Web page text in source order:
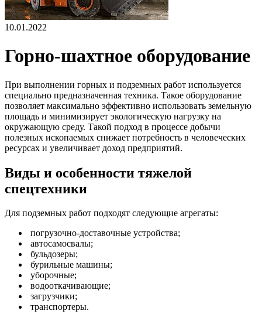
10.01.2022
Горно-шахтное оборудование
При выполнении горных и подземных работ используется
специально предназначенная техника. Такое оборудование
позволяет максимально эффективно использовать земельную
площадь и минимизирует экологическую нагрузку на
окружающую среду. Такой подход в процессе добычи
полезных ископаемых снижает потребность в человеческих
ресурсах и увеличивает доход предприятий.
Виды и особенности тяжелой
спецтехники
Для подземных работ подходят следующие агрегаты:
погрузочно-доставочные устройства;
автосамосвалы;
бульдозеры;
бурильные машины;
уборочные;
водооткачивающие;
загрузчики;
транспортеры.